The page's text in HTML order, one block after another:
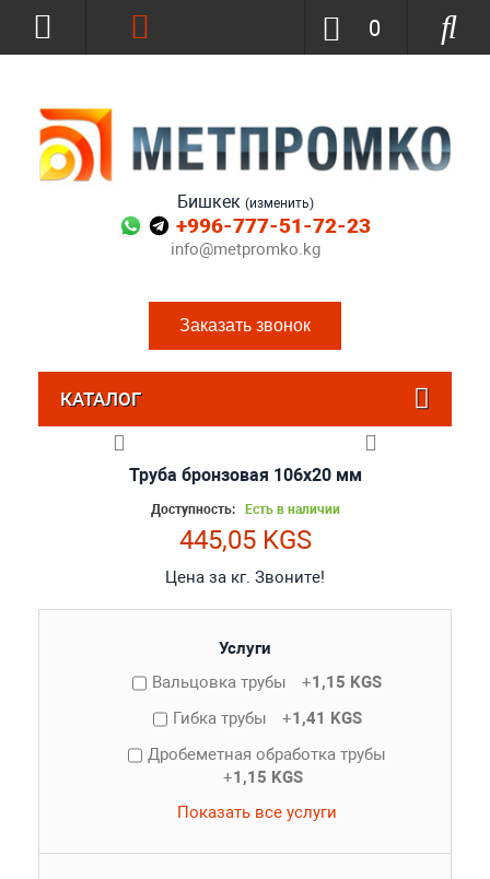
Бишкек (изменить)
+996-777-51-72-23
info@metpromko.kg
Заказать звонок
0
КАТАЛОГ
Труба бронзовая 106x20 мм
Доступность: Есть в наличии
445,05 KGS
Цена за кг. Звоните!
Услуги
Вальцовка трубы
+1,15 KGS
Гибка трубы
+1,41 KGS
Дробеметная обработка трубы
+1,15 KGS
Показать все услуги